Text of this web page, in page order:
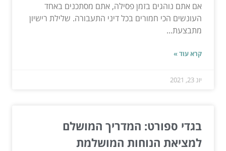
אם אתם נוהגים בזמן פסילה, אתם מסתכנים באחד
העונשים הכי חמורים בכל דיני התעבורה. שלילת רישיון
מתבצעת...
קרא עוד »
יונ 23, 2021
בגדי ספורט: המדריך המושלם
למציאת הנוחות המושלמת